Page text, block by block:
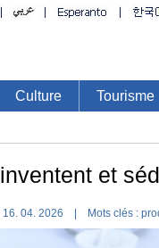
Culture Tourisme
et
16. 04. 2026 | Mots clés :